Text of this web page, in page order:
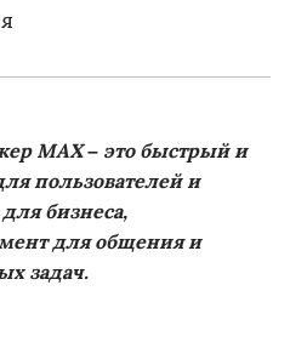
MAX – это быстрый и
пользователей и
бизнеса,
для общения и
задач.